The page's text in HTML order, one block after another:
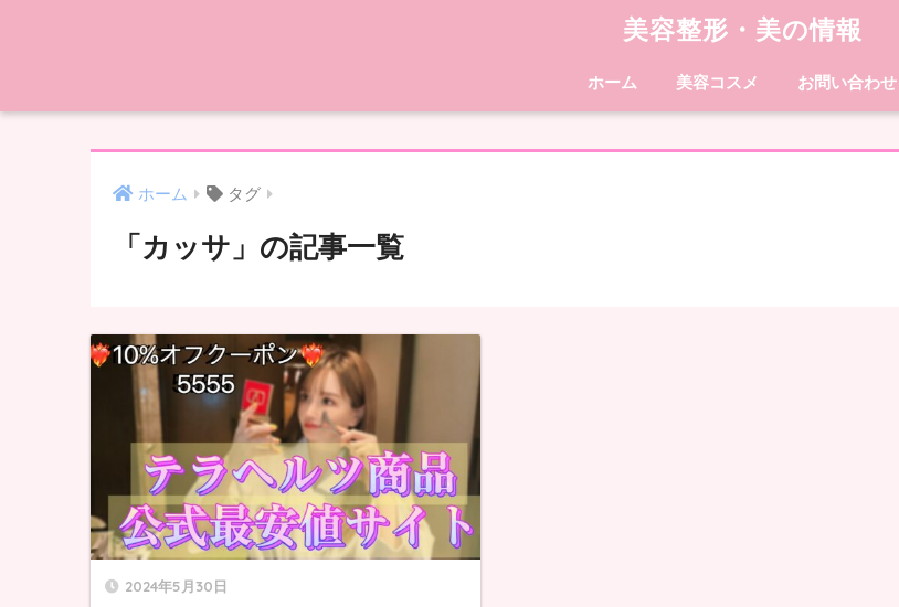
美容整形・美の情報
ホーム 美容コスメ お問い合わせ
ホーム タグ
「カッサ」の記事一覧
2024年5月30日